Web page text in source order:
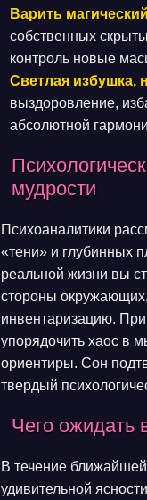
Варить
собственных
контроль новые
Светлая избушка,
выздоровление,
абсолютной
мудрости
Психоаналитики
«тени» и глубинных
реальной жизни вы
стороны
инвентаризацию.
упорядочить хаос в
ориентиры. Сон
твердый
Чего ожидать
В течение
удивительной